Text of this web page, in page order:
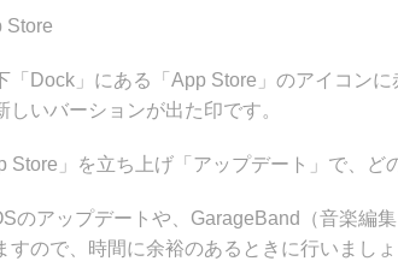
Store
「Dock」にある「App Store」のアイコン
しいバーションが出た印です。
Store」を立ち上げ「アップデート」で、
のアップデートや、GarageBand（音楽編
すので、時間に余裕のあるときに行いましょ